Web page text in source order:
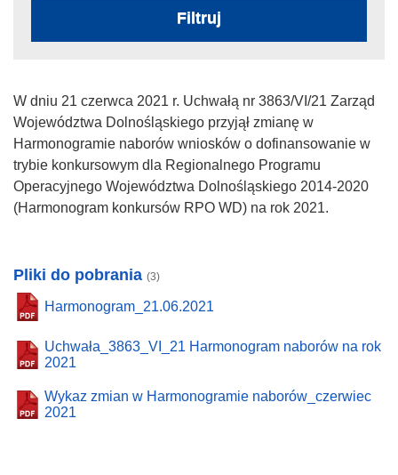
Filtruj
W dniu 21 czerwca 2021 r. Uchwałą nr 3863/VI/21 Zarząd
Województwa Dolnośląskiego przyjął zmianę w
Harmonogramie naborów wniosków o dofinansowanie w
trybie konkursowym dla Regionalnego Programu
Operacyjnego Województwa Dolnośląskiego 2014-2020
(Harmonogram konkursów RPO WD) na rok 2021.
Pliki do pobrania (3)
Harmonogram_21.06.2021
Uchwała_3863_VI_21 Harmonogram naborów na rok
2021
Wykaz zmian w Harmonogramie naborów_czerwiec
2021